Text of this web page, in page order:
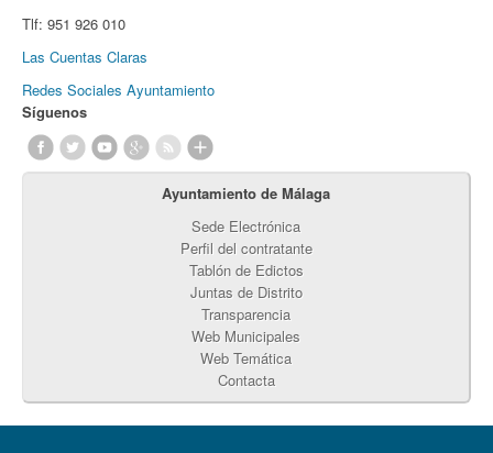
Tlf: 951 926 010
Las Cuentas Claras
Redes Sociales Ayuntamiento
Síguenos
Ayuntamiento de Málaga
Sede Electrónica
Perfil del contratante
Tablón de Edictos
Juntas de Distrito
Transparencia
Web Municipales
Web Temática
Contacta